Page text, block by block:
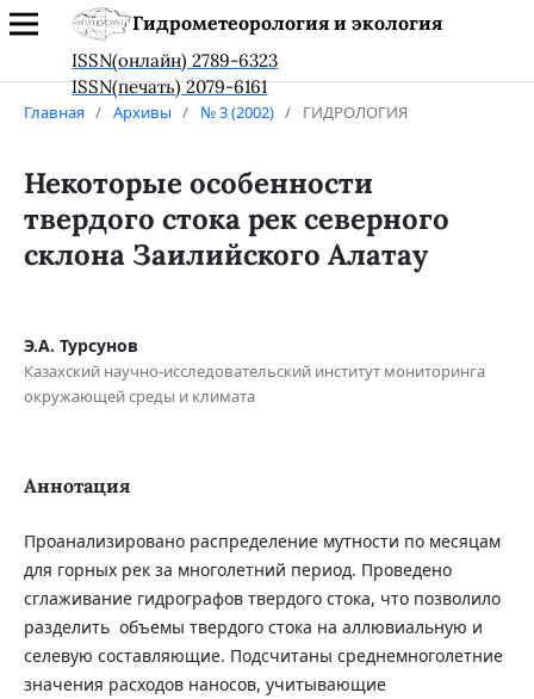
Гидрометеорология и экология
ISSN(онлайн) 2789-6323
ISSN(печать) 2079-6161
Главная / Архивы / № 3 (2002) / ГИДРОЛОГИЯ
Некоторые особенности
твердого стока рек северного
склона Заилийского Алатау
Э.А. Турсунов
Казахский научно-исследовательский институт мониторинга
окружающей среды и климата
Аннотация
Проанализировано распределение мутности по месяцам
для горных рек за многолетний период. Проведено
сглаживание гидрографов твердого стока, что позволило
разделить объемы твердого стока на аллювиальную и
селевую составляющие. Подсчитаны среднемноголетние
значения расходов наносов, учитывающие